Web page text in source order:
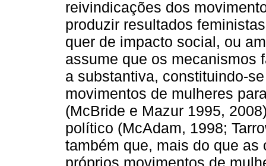
reivindicações dos
produzir resultados
quer de impacto social, ou
assume que os mecanismos
a substantiva, constituindo-
movimentos de mulheres
(McBride e Mazur 1995,
político (McAdam, 1998;
também que, mais do que
próprios movimentos de